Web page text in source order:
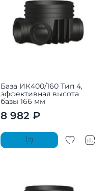
База ИК400/160 Тип 4,
эффективная высота
базы 166 мм
8 982 ₽